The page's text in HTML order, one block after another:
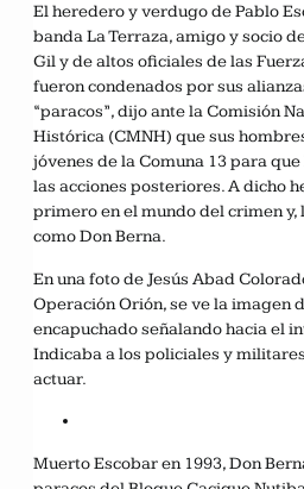
El heredero y verdugo de Pablo
banda La Terraza, amigo y socio
Gil y de altos oficiales de las
fueron condenados por sus
“paracos”, dijo ante la Comisión
Histórica (CMNH) que sus
jóvenes de la Comuna 13 para
las acciones posteriores. A dicho
primero en el mundo del crimen y,
como Don Berna.
En una foto de Jesús Abad
Operación Orión, se ve la imagen
encapuchado señalando hacia el
Indicaba a los policiales y
actuar.
Muerto Escobar en 1993, Don